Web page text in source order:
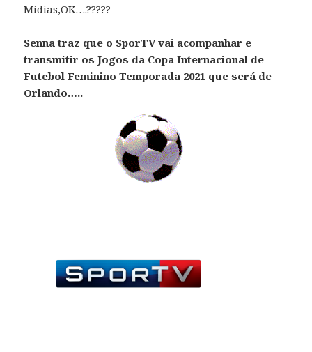
Mídias,OK….?????
Senna traz que o SporTV vai acompanhar e
transmitir os Jogos da Copa Internacional de
Futebol Feminino Temporada 2021 que será de
Orlando…..